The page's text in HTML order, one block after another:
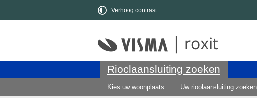
Verhoog contrast
Rioolaansluiting zoeken
Kies uw woonplaats Uw rioolaansluiting zoeken